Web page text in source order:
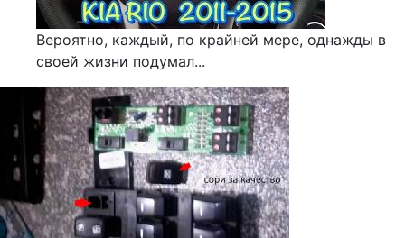
Вероятно, каждый, по крайней мере, однажды в
своей жизни подумал...